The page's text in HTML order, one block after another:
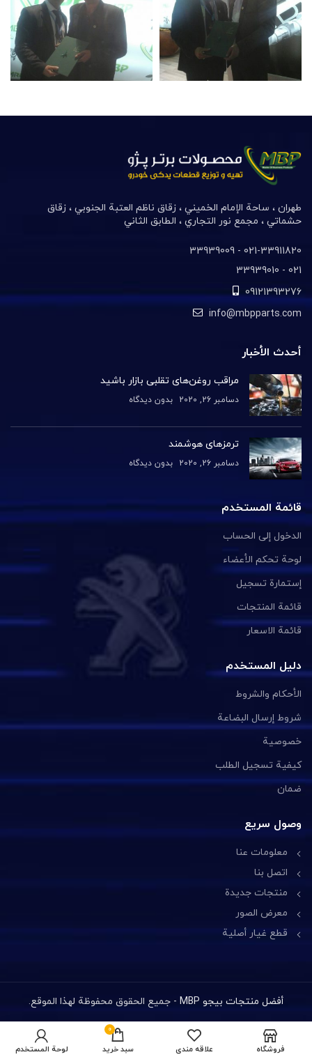
طهران ، ساحة الإمام الخميني ، زقاق ناظم العتبة الجنوبي ، زقاق
حشماتي ، مجمع نور التجاري ، الطابق الثاني
021-33911820- 33939009
021- 33939010
09121393276
info@mbpparts.com
أحدث الأخبار
مراقب روغن‌های تقلبی بازار باشید
دسامبر 26, 2020 بدون دیدگاه
ترمزهای هوشمند
دسامبر 26, 2020 بدون دیدگاه
قائمة المستخدم
الدخول إلى الحساب
لوحة تحكم الأعضاء
إستمارة تسجيل
قائمة المنتجات
قائمة الاسعار
دليل المستخدم
الأحكام والشروط
شروط إرسال البضاعة
خصوصية
كيفية تسجيل الطلب
ضمان
وصول سريع
معلومات عنا
اتصل بنا
منتجات جديدة
معرض الصور
قطع غيار أصلية
أفضل منتجات بيجو MBP - جميع الحقوق محفوظة لهذا الموقع.
فروشگاه علاقه مندی
0
سبد خرید لوحة المستخدم